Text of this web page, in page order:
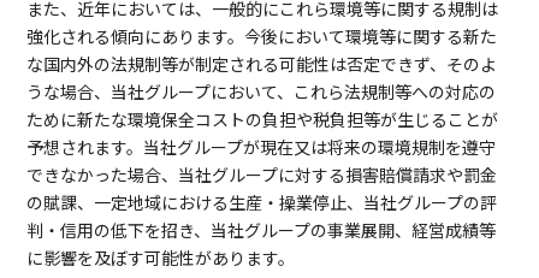
また、近年においては、一般的にこれら環境等に関する規制は
強化される傾向にあります。今後において環境等に関する新た
な国内外の法規制等が制定される可能性は否定できず、そのよ
うな場合、当社グループにおいて、これら法規制等への対応の
ために新たな環境保全コストの負担や税負担等が生じることが
予想されます。当社グループが現在又は将来の環境規制を遵守
できなかった場合、当社グループに対する損害賠償請求や罰金
の賦課、一定地域における生産・操業停止、当社グループの評
判・信用の低下を招き、当社グループの事業展開、経営成績等
に影響を及ぼす可能性があります。